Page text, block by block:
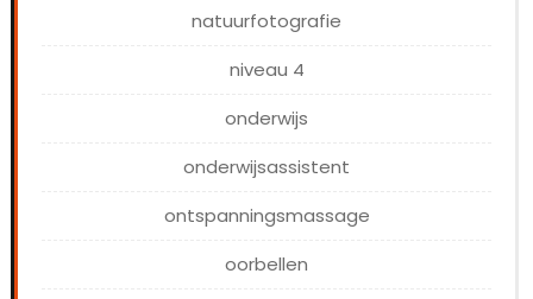
natuurfotografie
niveau 4
onderwijs
onderwijsassistent
ontspanningsmassage
oorbellen